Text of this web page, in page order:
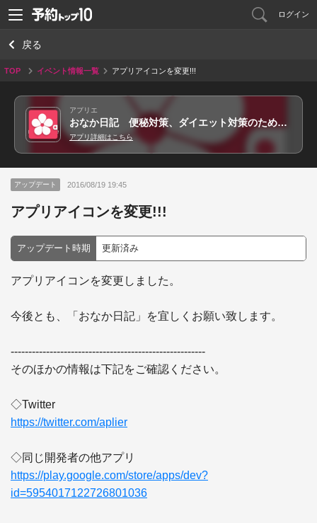
ログイン
戻る
TOP イベント情報一覧 アプリアイコンを変更!!!
アプリエ
おなか日記 便秘対策、ダイエット対策のための日記アプリ
アプリ詳細はこちら
アップデート 2016/08/19 19:45
アプリアイコンを変更!!!
アップデート時期 更新済み
アプリアイコンを変更しました。
今後とも、「おなか日記」を宜しくお願い致します。
-------------------------------------------------------
そのほかの情報は下記をご確認ください。
https://twitter.com/aplier
https://play.google.com/store/apps/dev?
id=5954017122726801036